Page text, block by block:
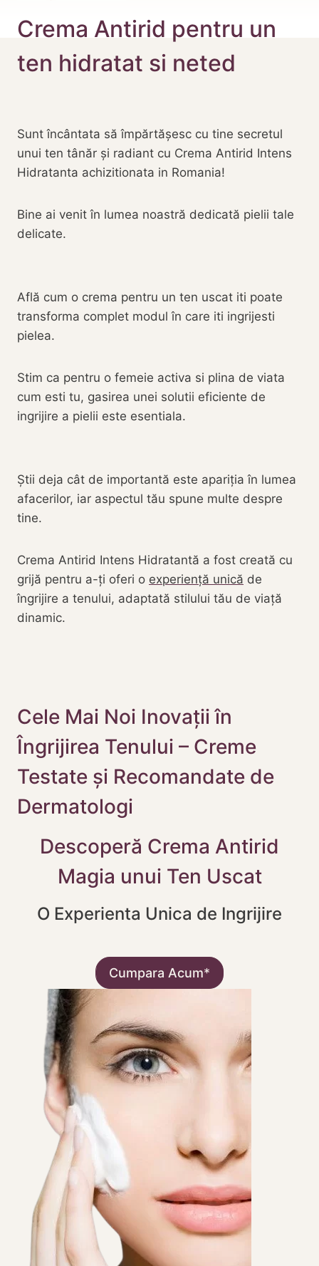
Crema Antirid pentru un
ten hidratat si neted
Sunt încântata să împărtășesc cu tine secretul
unui ten tânăr și radiant cu Crema Antirid Intens
Hidratanta achizitionata in Romania!
Bine ai venit în lumea noastră dedicată pielii tale
delicate.
Află cum o crema pentru un ten uscat iti poate
transforma complet modul în care iti ingrijesti
pielea.
Stim ca pentru o femeie activa si plina de viata
cum esti tu, gasirea unei solutii eficiente de
ingrijire a pielii este esentiala.
Știi deja cât de importantă este apariția în lumea
afacerilor, iar aspectul tău spune multe despre
tine.
Crema Antirid Intens Hidratantă a fost creată cu
grijă pentru a-ți oferi o experiență unică de
îngrijire a tenului, adaptată stilului tău de viață
dinamic.
Cele Mai Noi Inovații în
Îngrijirea Tenului – Creme
Testate și Recomandate de
Dermatologi
Descoperă Crema Antirid
Magia unui Ten Uscat
O Experienta Unica de Ingrijire
Cumpara Acum